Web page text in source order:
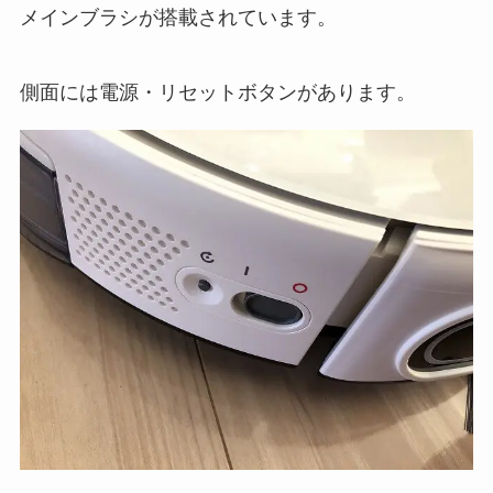
メインブラシが搭載されています。
側面には電源・リセットボタンがあります。